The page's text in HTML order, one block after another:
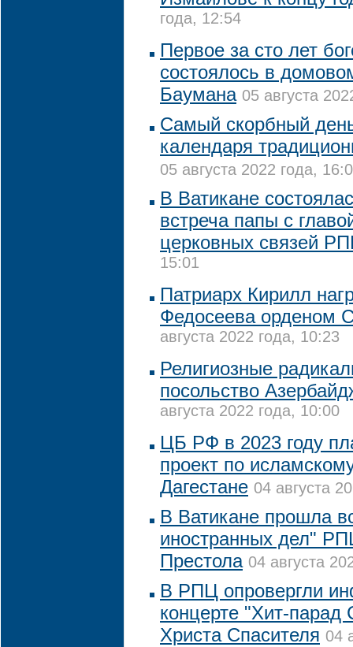
года, 12:54
Первое за сто лет
состоялось в
Баумана 05 августа
Самый скорбный
календаря
05 августа 2022 года,
В Ватикане
встреча папы с
церковных связей
15:01
Патриарх Кирилл
Федосеева орденом
августа 2022 года, 10:23
Религиозные
посольство
августа 2022 года, 10:00
ЦБ РФ в 2023 году
проект по
Дагестане 04 августа
В Ватикане прошла
иностранных дел"
Престола 04 августа
В РПЦ опровергли
концерте "Хит-
Христа Спасителя 04